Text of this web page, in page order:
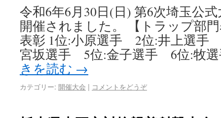
令和6年6月30日(日) 第6次埼玉公
開催されました。 【トラップ部
表彰 1位:小原選手 2位:井上選
宮坂選手 5位:金子選手 6位:牧
きを読む →
カテゴリー: 開催大会 | コメントをどうぞ